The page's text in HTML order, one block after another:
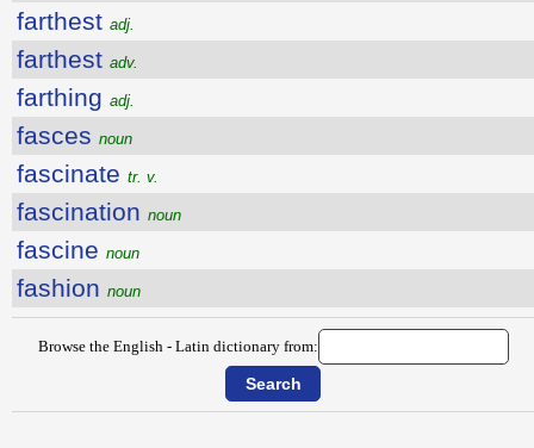
farthest adj.
farthest adv.
farthing adj.
fasces noun
fascinate tr. v.
fascination noun
fascine noun
fashion noun
Browse the English - Latin dictionary from: